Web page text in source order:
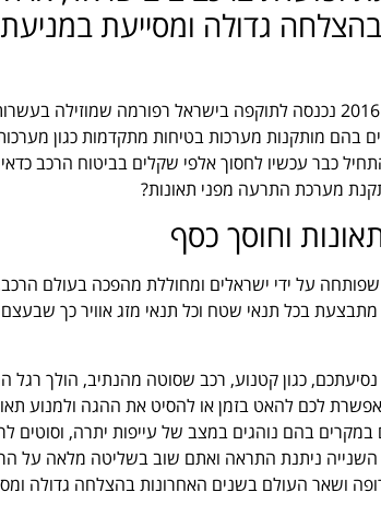
גדולה ומסייעת
וודאי שמעתם כבר או התבשרתם כי במהלך 2016 נכנסה לתוקפה בישראל
בהם מותקנות מערכות בטיחות מתקדמות כגון
כבר עכשיו לחסוך אלפי שקלים בביטוח הרכב
מערכת התרעה מפני תאונות?
וחוסך כסף
שפותחה על ידי ישראלים ומחוללת מהפכה בעולם
בכל תנאי שטח וכל תנאי מזג אוויר כך
כגון קטנוע, רכב שסוטה מהנתיב, הולך רגל
לכם להאט בזמן או להסיט את ההגה ולמנוע
בהם נוהגים במצב של עייפות יתרה, וסוטים
השנייה ניתנת התראה ואתם שוב בשליטה מלאה על
ושאר העולם בשנים האחרונות בהצלחה גדולה